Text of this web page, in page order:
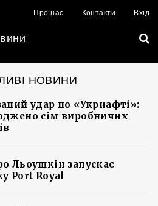
Про нас Контакти Вхід
НОВИНИ
удар по «Укрнафті»:
сім виробничих
Льоушкін запускає
Port Royal